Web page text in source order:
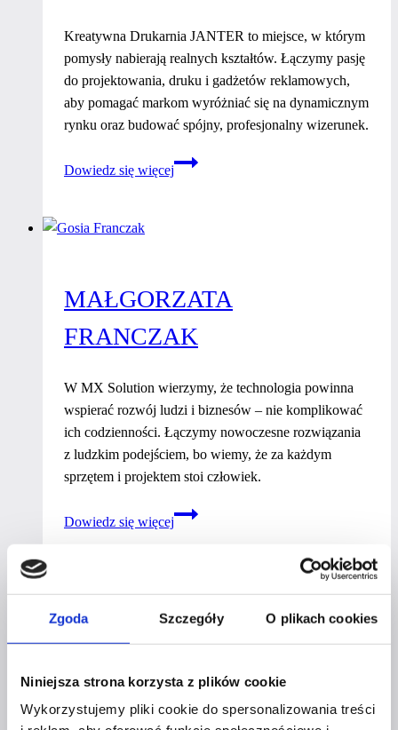
Zgoda Szczegóły O plikach cookies
Niniejsza strona korzysta z plików cookie
Wykorzystujemy pliki cookie do spersonalizowania treści
Kreatywna Drukarnia JANTER to miejsce, w którym
pomysły nabierają realnych kształtów. Łączymy pasję
do projektowania, druku i gadżetów reklamowych,
aby pomagać markom wyróżniać się na dynamicznym
rynku oraz budować spójny, profesjonalny wizerunek.
Dowiedz się więcej
Katarzyna
MAŁGORZATA
FRANCZAK
W MX Solution wierzymy, że technologia powinna
wspierać rozwój ludzi i biznesów – nie komplikować
ich codzienności. Łączymy nowoczesne rozwiązania
z ludzkim podejściem, bo wiemy, że za każdym
sprzętem i projektem stoi człowiek.
Dowiedz się więcej
Małgorzata
KATARZYNA
GOSTROWSKA